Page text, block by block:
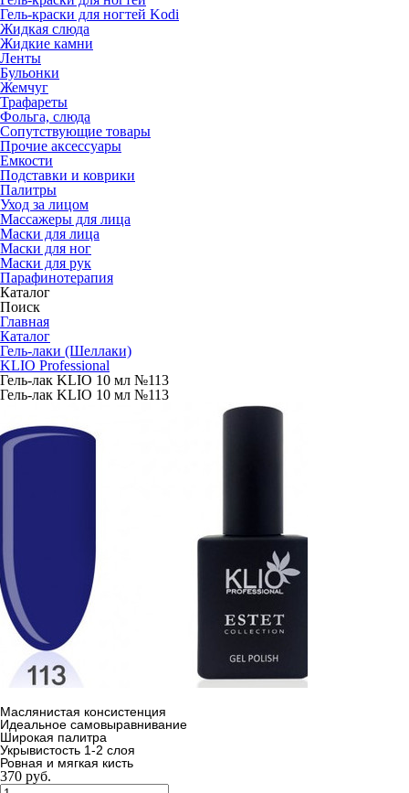
Гель-краски для ногтей Kodi
Жидкая слюда
Жидкие камни
Ленты
Бульонки
Жемчуг
Трафареты
Фольга, слюда
Сопутствующие товары
Прочие аксессуары
Емкости
Подставки и коврики
Палитры
Уход за лицом
Массажеры для лица
Маски для лица
Маски для ног
Маски для рук
Парафино­терапия
Каталог
Поиск
Главная
Каталог
Гель-лаки (Шеллаки)
KLIO Professional
Гель-лак KLIO 10 мл №113
Гель-лак KLIO 10 мл №113
Маслянистая консистенция
Идеальное самовыравнивание
Широкая палитра
Укрывистость 1-2 слоя
Ровная и мягкая кисть
370 руб.